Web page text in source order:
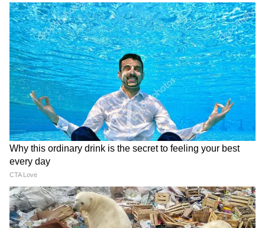
को उतारने की कोशिश करता है। लेकिन इस बार विद्या चुप
नहीं रहती। वह महादेव का विरोध करते हुए साफ कहती है
कि उसके मंगलसूत्र को हटाने का अधिकार सिर्फ भगवान
या उसे स्वयं है। विद्या का यह बदला हुआ रूप दर्शकों के
लिए बेहद भावुक और दमदार पल साबित होने वाला है।
क्या मोगरा की सच्चाई जोड़ पाएगी टूटता परिवार?
अब शो का सबसे बड़ा सवाल यही है कि क्या राज्जी
धीरज की बात मानकर पीछे हट जाएगी या फिर मोगरा के
सारे राज दुनिया के सामने लाकर महादेव और विद्या को
फिर से एक करने की कोशिश करेगी? मोगरा की साजिशें
लगातार सफल होती नजर आ रही हैं, लेकिन राज्जी और
नर्मदा उसके खिलाफ मोर्चा खोल चुकी हैं। ऐसे में आने
बोलूं', देश के युवाओं को Modi ने दिया बहुत बड़ा
टास्क
देर रात Rishabh Pant की इस शिकायत पर
CM Pushkar Dhami की पहली प्रतिक्रिया